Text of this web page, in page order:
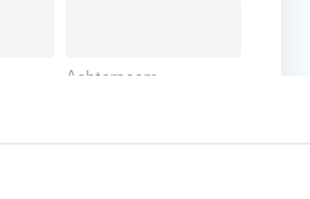
Achternaam